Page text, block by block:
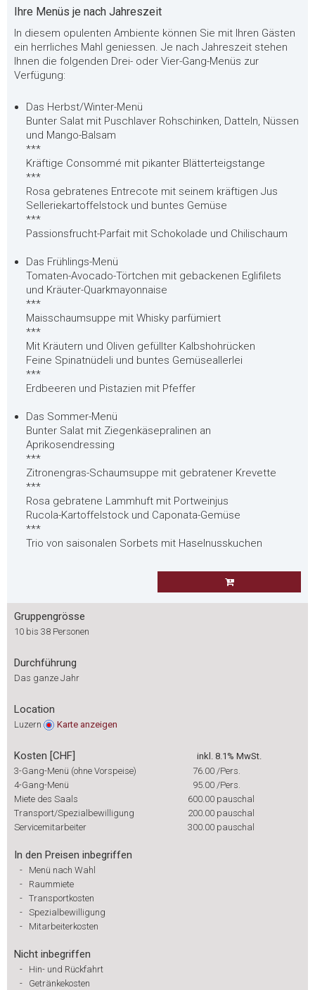
Ihre Menüs je nach Jahreszeit
In diesem opulenten Ambiente können Sie mit Ihren Gästen
ein herrliches Mahl geniessen. Je nach Jahreszeit stehen
Ihnen die folgenden Drei- oder Vier-Gang-Menüs zur
Verfügung:
Das Herbst/Winter-Menü
Bunter Salat mit Puschlaver Rohschinken, Datteln, Nüssen
und Mango-Balsam
***
Kräftige Consommé mit pikanter Blätterteigstange
***
Rosa gebratenes Entrecote mit seinem kräftigen Jus
Selleriekartoffelstock und buntes Gemüse
***
Passionsfrucht-Parfait mit Schokolade und Chilischaum
Das Frühlings-Menü
Tomaten-Avocado-Törtchen mit gebackenen Eglifilets
und Kräuter-Quarkmayonnaise
***
Maisschaumsuppe mit Whisky parfümiert
***
Mit Kräutern und Oliven gefüllter Kalbshohrücken
Feine Spinatnüdeli und buntes Gemüseallerlei
***
Erdbeeren und Pistazien mit Pfeffer
Das Sommer-Menü
Bunter Salat mit Ziegenkäsepralinen an
Aprikosendressing
***
Zitronengras-Schaumsuppe mit gebratener Krevette
***
Rosa gebratene Lammhuft mit Portweinjus
Rucola-Kartoffelstock und Caponata-Gemüse
***
Trio von saisonalen Sorbets mit Haselnusskuchen
Gruppengrösse
10 bis 38 Personen
Durchführung
Das ganze Jahr
Location
Luzern Karte anzeigen
Kosten [CHF]
inkl. 8.1% MwSt.
3-Gang-Menü (ohne Vorspeise)
76.00 /Pers.
4-Gang-Menü
95.00 /Pers.
Miete des Saals
600.00 pauschal
Transport/Spezialbewilligung
200.00 pauschal
Servicemitarbeiter
300.00 pauschal
In den Preisen inbegriffen
-
Menü nach Wahl
-
Raummiete
- Transportkosten
- Spezialbewilligung
-
Mitarbeiterkosten
Nicht inbegriffen
-
Hin- und Rückfahrt
-
Getränkekosten